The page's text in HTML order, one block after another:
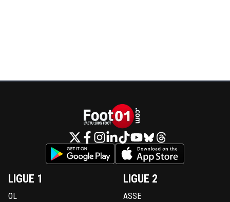
LIGUE 1
OL
LIGUE 2
ASSE